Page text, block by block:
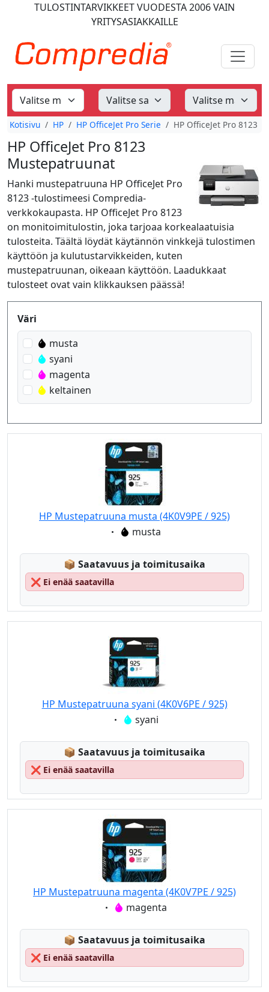
TULOSTINTARVIKKEETVUODESTA 2006VAIN
YRITYSASIAKKAILLE
Kotisivu HP HP OfficeJet Pro Serie HP OfficeJet Pro 8123
HP OfficeJet Pro 8123
Mustepatruunat
Hanki mustepatruuna HP OfficeJet Pro
8123 -tulostimeesi Compredia-
verkkokaupasta. HP OfficeJet Pro 8123
on monitoimitulostin, joka tarjoaa korkealaatuisia
tulosteita. Täältä löydät käytännön vinkkejä tulostimen
käyttöön ja kulutustarvikkeiden, kuten
mustepatruunan, oikeaan käyttöön. Laadukkaat
tulosteet ovat vain klikkauksen päässä!
Produktfilter
Väri
musta
syani
magenta
keltainen
HP Mustepatruuna musta (4K0V9PE / 925)
Eigenschaft:
musta
📦 Lagerstatus:
Saatavuus ja toimitusaika
❌ Ei enää saatavilla
HP Mustepatruuna syani (4K0V6PE / 925)
Eigenschaft:
syani
📦 Lagerstatus:
Saatavuus ja toimitusaika
❌ Ei enää saatavilla
HP Mustepatruuna magenta (4K0V7PE / 925)
Eigenschaft:
magenta
📦 Lagerstatus:
Saatavuus ja toimitusaika
❌ Ei enää saatavilla